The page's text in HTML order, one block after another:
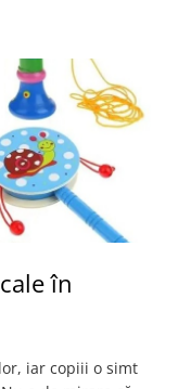
în
iar copiii o simt